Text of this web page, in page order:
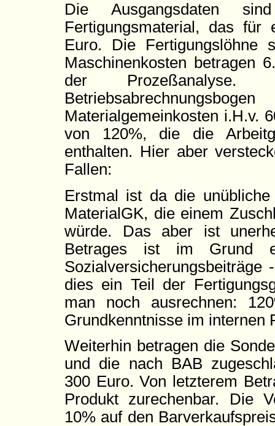
Die Ausgangsdaten
Fertigungsmaterial, das für
Euro. Die Fertigungslöhne
Maschinenkosten betragen
der
Materialgemeinkosten i.H.v.
von 120%, die die
enthalten. Hier aber
Fallen:
Erstmal ist da die
MaterialGK, die einem
würde. Das aber ist
Betrages ist im Grund
dies ein Teil der
man noch ausrechnen:
Grundkenntnisse im internen
Weiterhin betragen die
und die nach BAB
300 Euro. Von letzterem
Produkt zurechenbar. Die
10% auf den